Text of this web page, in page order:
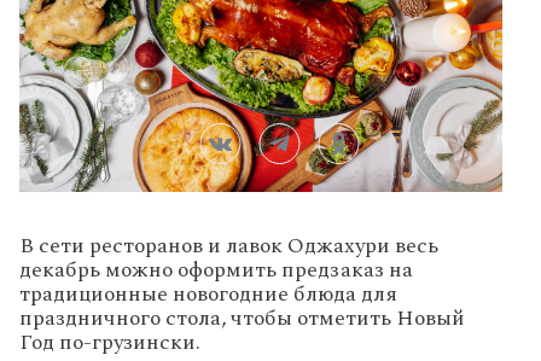
В сети ресторанов и лавок Оджахури весь
декабрь можно оформить предзаказ на
традиционные новогодние блюда для
праздничного стола, чтобы отметить Новый
Год по-грузински.